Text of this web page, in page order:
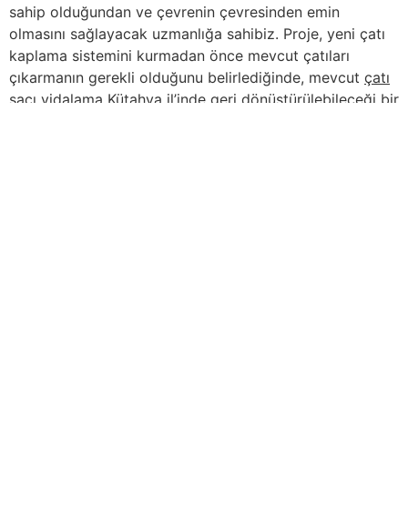
sahip olduğundan ve çevrenin çevresinden emin
olmasını sağlayacak uzmanlığa sahibiz. Proje, yeni çatı
kaplama sistemini kurmadan önce mevcut çatıları
çıkarmanın gerekli olduğunu belirlediğinde, mevcut çatı
sacı vidalama Kütahya il’inde geri dönüştürülebileceği bir